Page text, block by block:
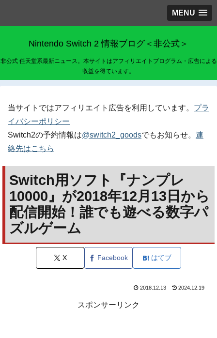
MENU
Nintendo Switch 2 情報ブログ＜非公式＞
非公式 任天堂系最新ニュース。本サイトはアフィリエイトプログラム・広告による
収益を得ています。
当サイトではアフィリエイト広告を利用しています。 プラ
イバシーポリシー
Switch2の予約情報は@switch2_goodsでもお知らせ。 連
絡先はこちら
Switch用ソフト『ナンプレ
10000』が2018年12月13日から
配信開始！誰でも遊べる数字パ
ズルゲーム
X Facebook はてブ
2018.12.13 2024.12.19
スポンサーリンク